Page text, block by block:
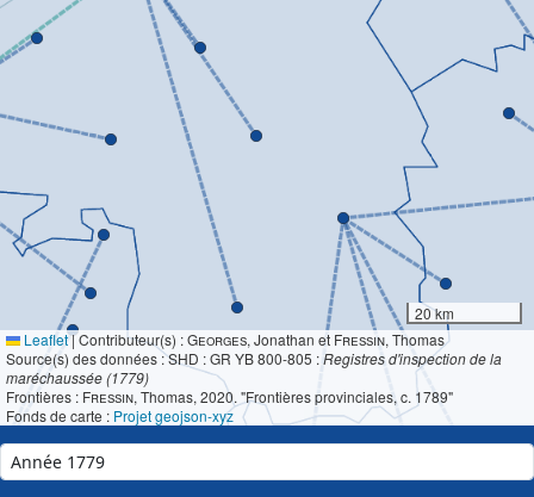
20 km
Leaflet|Contributeur(s) :Georges, Jonathan et Fressin, Thomas
Source(s) des données : SHD : GR YB 800-805 :Registres d'inspection de la
maréchaussée (1779)
Frontières : Fressin, Thomas, 2020. "Frontières provinciales, c. 1789"
Fonds de carte : Projet geojson-xyz